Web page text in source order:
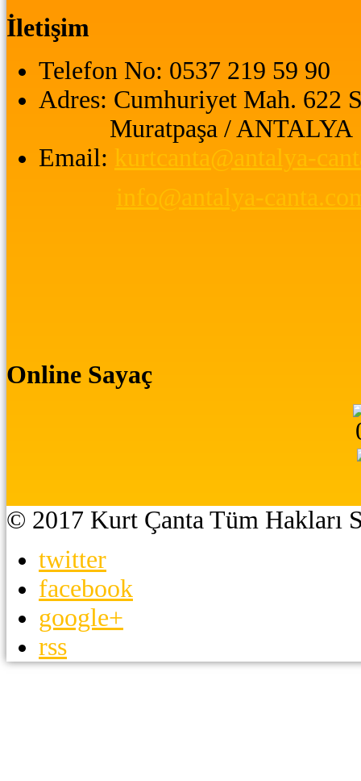
İletişim
Telefon No: 0537 219 59 90
Adres: Cumhuriyet Mah. 622
Muratpaşa / ANTALYA
Email: kurtcanta@antalya-
info@antalya-
Online Sayaç
© 2017 Kurt Çanta Tüm Hakları
twitter
facebook
google+
rss